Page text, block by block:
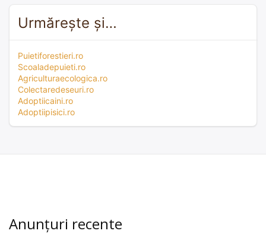
Urmărește și…
Puietiforestieri.ro
Scoaladepuieti.ro
Agriculturaecologica.ro
Colectaredeseuri.ro
Adoptiicaini.ro
Adoptiipisici.ro
Anunțuri recente